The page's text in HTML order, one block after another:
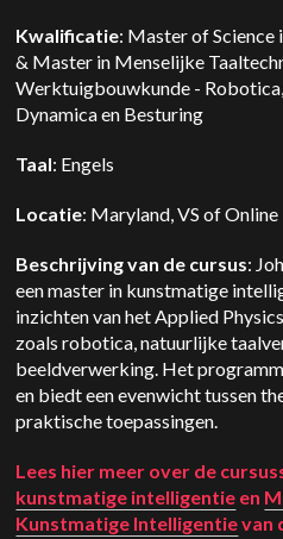
Kwalificatie: Master of
& Master in Menselijke
Werktuigbouwkunde -
Dynamica en Besturing
Taal: Engels
Locatie: Maryland, VS of Online
Beschrijving van de cursus:
een master in kunstmatige
inzichten van het Applied
zoals robotica, natuurlijke
beeldverwerking. Het
en biedt een evenwicht tussen
praktische toepassingen.
Lees hier meer over de
kunstmatige intelligentie en
Kunstmatige Intelligentievan